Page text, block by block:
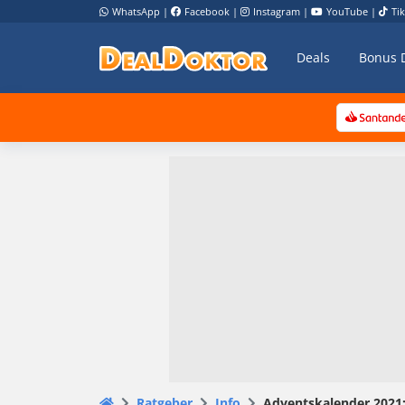
WhatsApp | Facebook | Instagram | YouTube |
Deals Bonus